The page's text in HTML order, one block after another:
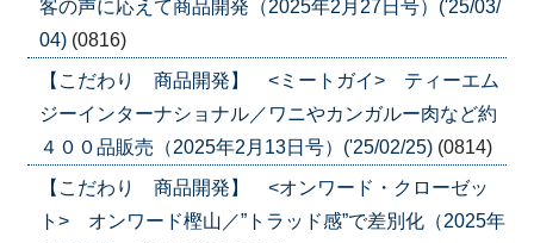
客の声に応えて商品開発（2025年2月27日号）('25/03/
04) (0816)
【こだわり 商品開発】 <ミートガイ> ティーエム
ジーインターナショナル／ワニやカンガルー肉など約
４００品販売（2025年2月13日号）('25/02/25) (0814)
【こだわり 商品開発】 <オンワード・クローゼッ
ト> オンワード樫山／”トラッド感”で差別化（2025年